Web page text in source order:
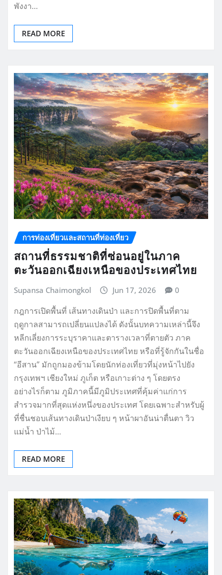
พังงา…
READ MORE
การท่องเที่ยวและสถานที่ท่องเที่ยว
สถานที่ธรรมชาติที่ซ่อนอยู่ในภาค
ตะวันออกเฉียงเหนือของประเทศไทย
Supansa Chaimongkol Jun 17, 2026 0
กฎการเปิดพื้นที่ เส้นทางเดินป่า และการปิดพื้นที่ตาม
ฤดูกาลสามารถเปลี่ยนแปลงได้ ดังนั้นบทความเหล่านี้จึง
หลีกเลี่ยงการระบุราคาและตารางเวลาที่ตายตัว ภาค
ตะวันออกเฉียงเหนือของประเทศไทย หรือที่รู้จักกันในชื่อ
“อีสาน” มักถูกมองข้ามโดยนักท่องเที่ยวที่มุ่งหน้าไปยัง
กรุงเทพฯ เชียงใหม่ ภูเก็ต หรือเกาะต่าง ๆ โดยตรง
อย่างไรก็ตาม ภูมิภาคนี้มีภูมิประเทศที่คุ้มค่าแก่การ
สำรวจมากที่สุดแห่งหนึ่งของประเทศ โดยเฉพาะสำหรับผู้
ที่ชื่นชอบเส้นทางเดินป่าเงียบ ๆ หน้าผาอันน่าตื่นตา วิว
แม่น้ำ ป่าไม้…
READ MORE